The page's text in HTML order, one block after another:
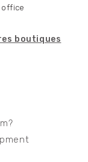
office
boutiques